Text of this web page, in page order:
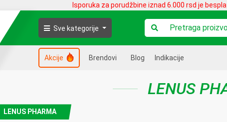
Isporuka za porudžbine iznad 6.000 rsd je
Sve kategorije
Akcije Brendovi Blog Indikacije
LENUS
LENUS PHARMA